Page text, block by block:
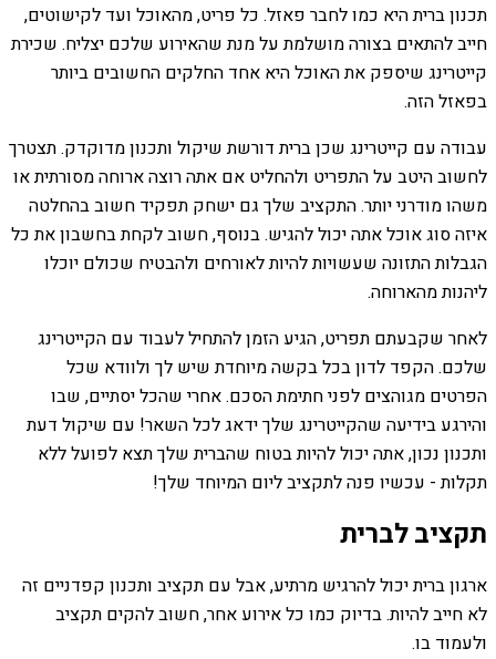
תכנון ברית היא כמו לחבר פאזל. כל פריט, מהאוכל ועד לקישוטים,
חייב להתאים בצורה מושלמת על מנת שהאירוע שלכם יצליח. שכירת
קייטרינג שיספק את האוכל היא אחד החלקים החשובים ביותר
בפאזל הזה.
עבודה עם קייטרינג שכן ברית דורשת שיקול ותכנון מדוקדק. תצטרך
לחשוב היטב על התפריט ולהחליט אם אתה רוצה ארוחה מסורתית או
משהו מודרני יותר. התקציב שלך גם ישחק תפקיד חשוב בהחלטה
איזה סוג אוכל אתה יכול להגיש. בנוסף, חשוב לקחת בחשבון את כל
הגבלות התזונה שעשויות להיות לאורחים ולהבטיח שכולם יוכלו
ליהנות מהארוחה.
לאחר שקבעתם תפריט, הגיע הזמן להתחיל לעבוד עם הקייטרינג
שלכם. הקפד לדון בכל בקשה מיוחדת שיש לך ולוודא שכל
הפרטים מגוהצים לפני חתימת הסכם. אחרי שהכל יסתיים, שבו
והירגע בידיעה שהקייטרינג שלך ידאג לכל השאר! עם שיקול דעת
ותכנון נכון, אתה יכול להיות בטוח שהברית שלך תצא לפועל ללא
תקלות - עכשיו פנה לתקציב ליום המיוחד שלך!
תקציב לברית
ארגון ברית יכול להרגיש מרתיע, אבל עם תקציב ותכנון קפדניים זה
לא חייב להיות. בדיוק כמו כל אירוע אחר, חשוב להקים תקציב
ולעמוד בו.